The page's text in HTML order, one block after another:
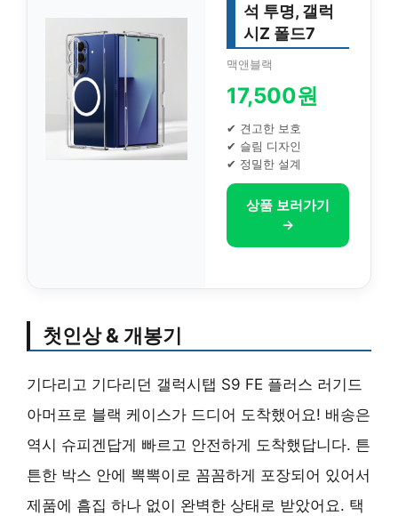
석 투명, 갤럭
시Z 폴드7
맥앤블랙
17,500원
✔ 견고한 보호
✔ 슬림 디자인
✔ 정밀한 설계
상품 보러가기
→
첫인상 & 개봉기
기다리고 기다리던 갤럭시탭 S9 FE 플러스 러기드
아머프로 블랙 케이스가 드디어 도착했어요! 배송은
역시 슈피겐답게 빠르고 안전하게 도착했답니다. 튼
튼한 박스 안에 뽁뽁이로 꼼꼼하게 포장되어 있어서
제품에 흠집 하나 없이 완벽한 상태로 받았어요. 택